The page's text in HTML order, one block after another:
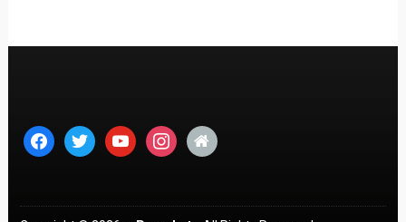
facebooktwitter youtubeinstagram
home